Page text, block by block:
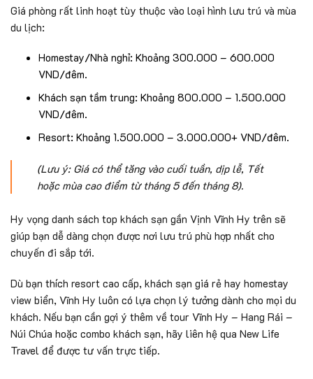
Giá phòng rất linh hoạt tùy thuộc vào loại hình lưu trú và mùa
du lịch:
Homestay/Nhà nghỉ: Khoảng 300.000 – 600.000
VND/đêm.
Khách sạn tầm trung: Khoảng 800.000 – 1.500.000
VND/đêm.
Resort: Khoảng 1.500.000 – 3.000.000+ VND/đêm.
(Lưu ý: Giá có thể tăng vào cuối tuần, dịp lễ, Tết
hoặc mùa cao điểm từ tháng 5 đến tháng 8).
Hy vọng danh sách top khách sạn gần Vịnh Vĩnh Hy trên sẽ
giúp bạn dễ dàng chọn được nơi lưu trú phù hợp nhất cho
chuyến đi sắp tới.
Dù bạn thích resort cao cấp, khách sạn giá rẻ hay homestay
view biển, Vĩnh Hy luôn có lựa chọn lý tưởng dành cho mọi du
khách. Nếu bạn cần gợi ý thêm về tour Vĩnh Hy – Hang Rái –
Núi Chúa hoặc combo khách sạn, hãy liên hệ qua New Life
Travel để được tư vấn trực tiếp.